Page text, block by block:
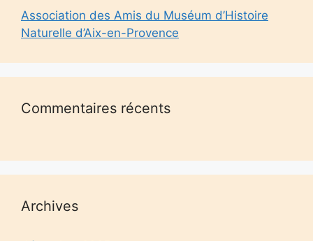
Association des Amis du Muséum d’Histoire
Naturelle d’Aix-en-Provence
Commentaires récents
Archives